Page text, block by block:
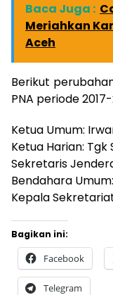
Baca Juga :
Meriahkan
Aceh
Berikut
PNA periode
Ketua Umum:
Ketua Harian: Tgk
Sekretaris
Bendahara
Kepala
Bagikan ini:
Facebook
Telegram